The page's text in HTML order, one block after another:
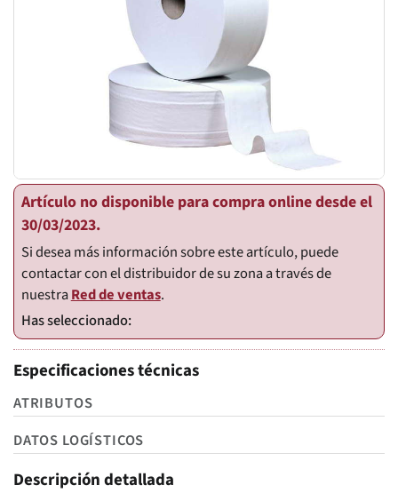
Artículo no disponible para compra online desde el
30/03/2023.
Si desea más información sobre este artículo, puede
contactar con el distribuidor de su zona a través de
nuestraRed de ventas.
Especificaciones técnicas
ATRIBUTOS
DATOS LOGÍSTICOS
Descripción detallada